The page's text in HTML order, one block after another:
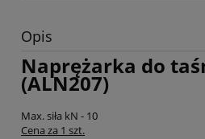
Opis
Naprężarka do
(ALN207)
Max. siła kN - 10
Cena za 1 szt.